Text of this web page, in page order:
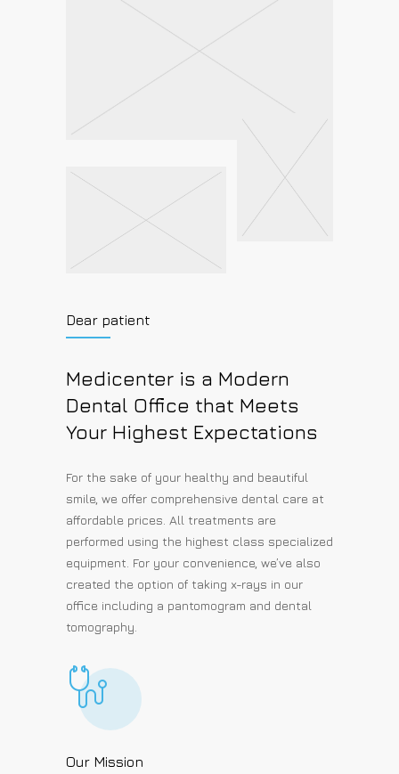
Dear patient
Medicenter is a Modern
Dental Office that Meets
Your Highest Expectations
For the sake of your healthy and beautiful
smile, we offer comprehensive dental care at
affordable prices. All treatments are
performed using the highest class specialized
equipment. For your convenience, we’ve also
created the option of taking x-rays in our
office including a pantomogram and dental
tomography.
Our Mission